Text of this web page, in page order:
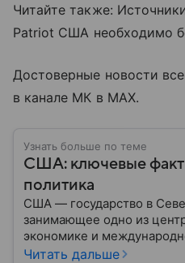
Читайте также:
Patriot США необходимо
Достоверные новости
в канале МК в MAX.
Узнать больше по теме
США: ключевые
политика
США — государство в
занимающее одно из
экономике и
материале — основные
Читать дальше